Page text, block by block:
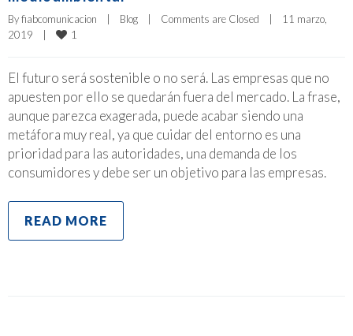
By fiabcomunicacion | Blog | Comments are Closed |
11 marzo,
2019
| 1
El futuro será sostenible o no será. Las empresas que no
apuesten por ello se quedarán fuera del mercado. La frase,
aunque parezca exagerada, puede acabar siendo una
metáfora muy real, ya que cuidar del entorno es una
prioridad para las autoridades, una demanda de los
consumidores y debe ser un objetivo para las empresas.
READ MORE